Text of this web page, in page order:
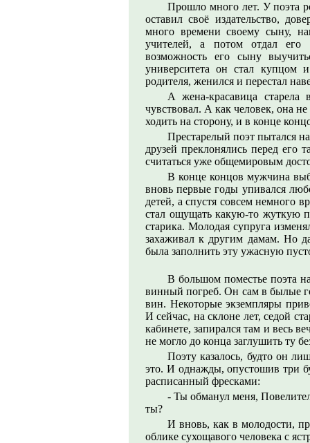
Прошло много лет. У поэта
оставил своё издательство,
много времени своему сыну,
учителей, а потом отдал
возможность его сыну
университета он стал купцом
родителя, женился и перестал
А жена-красавица
чувствовал. А как человек, она
ходить на сторону, и в конце
Престарелый поэт пытался
друзей преклонялись перед его
считаться уже общемировым
В конце концов мужчина
вновь первые годы упивался
детей, а спустя совсем немного
стал ощущать какую-то жуткую
старика. Молодая супруга
захаживал к другим дамам. Но
была заполнить эту ужасную
В большом поместье поэта
винный погреб. Он сам в былые
вин. Некоторые экземпляры
И сейчас, на склоне лет, седой
кабинете, запирался там и весь
не могло до конца заглушить ту
Поэту казалось, будто он
это. И однажды, опустошив три
расписанный фресками:
- Ты обманул меня,
ты?
И вновь, как в молодости,
облике сухощавого человека с